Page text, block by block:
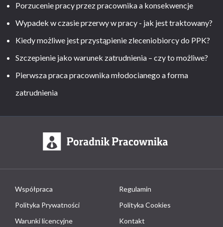
Porzucenie pracy przez pracownika a konsekwencje
Wypadek w czasie przerwy w pracy - jak jest traktowany?
Kiedy możliwe jest przystąpienie zleceniobiorcy do PPK?
Szczepienie jako warunek zatrudnienia – czy to możliwe?
Pierwsza praca pracownika młodocianego a forma
zatrudnienia
Współpraca
Regulamin
Polityka Prywatności
Polityka Cookies
Warunki licencyjne
Kontakt